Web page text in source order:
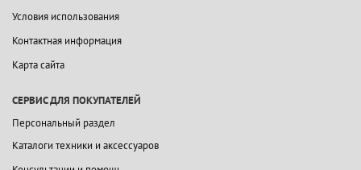
Условия использования
Контактная информация
Карта сайта
СЕРВИС ДЛЯ ПОКУПАТЕЛЕЙ
Персональный раздел
Каталоги техники и аксессуаров